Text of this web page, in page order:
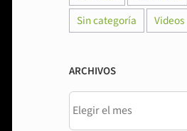
Sin categoría
Videos
ARCHIVOS